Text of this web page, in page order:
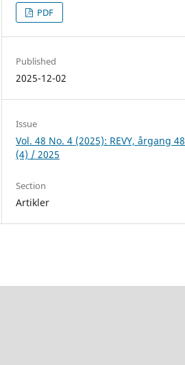
PDF
Published
2025-12-02
Issue
Vol. 48 No. 4 (2025): REVY, årgang 48
(4) / 2025
Section
Artikler